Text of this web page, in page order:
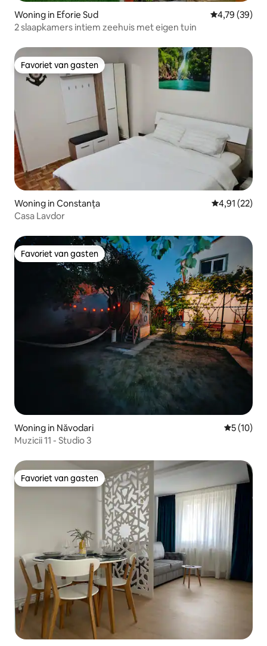
Woning in Eforie Sud Gemiddelde
4,79 (39)
2 slaapkamers intiem zeehuis met eigen tuin
Favoriet van gasten
Favoriet van gasten
Woning in Constanța Gemiddelde
4,91 (22)
Casa Lavdor
Favoriet van gasten
Favoriet van gasten
Woning in Năvodari
5 (10)
Muzicii 11 - Studio 3
Favoriet van gasten
Favoriet van gasten